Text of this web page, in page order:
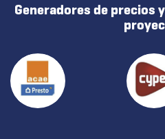
Generadores de precios